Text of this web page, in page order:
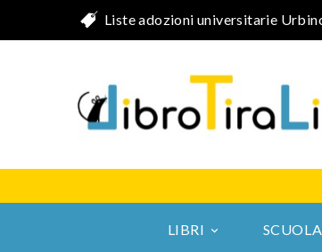
Liste adozioni universitarie

LIBRI